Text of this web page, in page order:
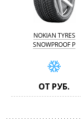
NOKIAN TYRES
SNOWPROOF P
ОТ РУБ.